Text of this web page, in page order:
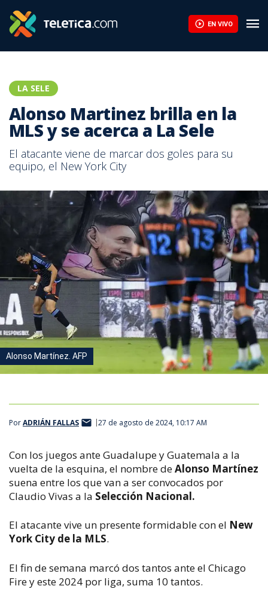
EN VIVO
LA SELE
Alonso Martinez brilla en la
MLS y se acerca a La Sele
El atacante viene de marcar dos goles para su
equipo, el New York City
Alonso Martínez. AFP
PorADRIÁN FALLAS 27 de agosto de 2024, 10:17 AM
Con los juegos ante Guadalupe y Guatemala a la
vuelta de la esquina, el nombre deAlonso Martínez
suena entre los que van a ser convocados por
Claudio Vivas a la Selección Nacional.
El atacante vive un presente formidable con el New
York City de la MLS.
El fin de semana marcó dos tantos ante el Chicago
Fire y este 2024 por liga, suma 10 tantos.